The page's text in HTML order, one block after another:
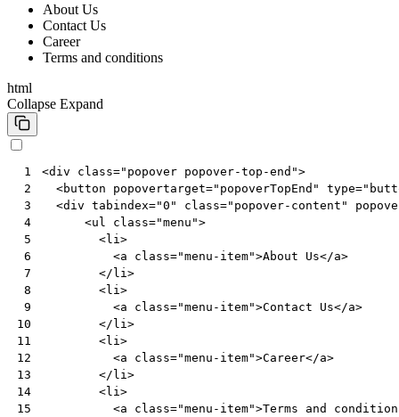
About Us
Contact Us
Career
Terms and conditions
html
Collapse Expand
1
2
3
4
5
6
7
8
9
10
11
12
13
14
15
<div class="popover popover-top-end">
<button popovertarget="popoverTopEnd" type=
<div tabindex="0" class="popover-content"
<ul class="menu">
<li >
<a class="menu-item">About Us</a>
</li >
<li >
<a class="menu-item">Contact Us</a>
</li >
<li >
<a class="menu-item">Career</a>
</li >
<li >
<a class="menu-item">Terms and